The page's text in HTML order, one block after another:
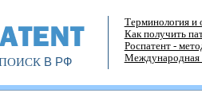
В РФ
Терминология и
Как получить
Роспатент -
Международная